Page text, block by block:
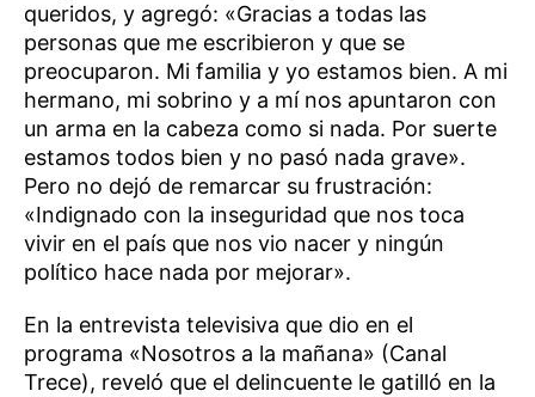
queridos, y agregó: «Gracias a todas las
personas que me escribieron y que se
preocuparon. Mi familia y yo estamos bien. A mi
hermano, mi sobrino y a mí nos apuntaron con
un arma en la cabeza como si nada. Por suerte
estamos todos bien y no pasó nada grave».
Pero no dejó de remarcar su frustración:
«Indignado con la inseguridad que nos toca
vivir en el país que nos vio nacer y ningún
político hace nada por mejorar».
En la entrevista televisiva que dio en el
programa «Nosotros a la mañana» (Canal
Trece), reveló que el delincuente le gatilló en la